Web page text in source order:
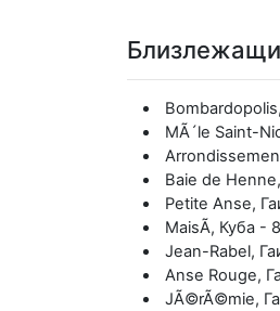
MÃ´le Saint-
Baie de
Petite Anse,
MaisÃ­, Куба -
Jean-Rabel,
Anse Rouge,
JÃ©rÃ©mie,